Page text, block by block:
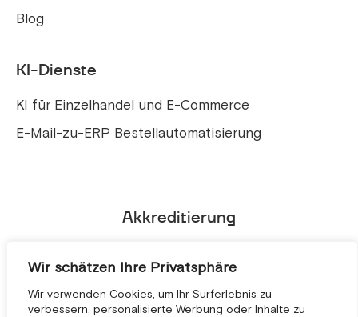
Wir schätzen Ihre Privatsphäre
Wir verwenden Cookies, um Ihr Surferlebnis zu
verbessern, personalisierte Werbung oder Inhalte zu
Blog
KI-Dienste
KI für Einzelhandel und E-Commerce
E-Mail-zu-ERP Bestellautomatisierung
Akkreditierung